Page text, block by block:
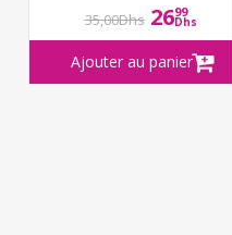
35,00Dhs 2699
Dhs